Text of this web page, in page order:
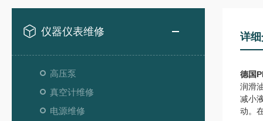
仪器仪表维修
高压泵
真空计维修
电源维修
详
德国
润滑
减小
动。